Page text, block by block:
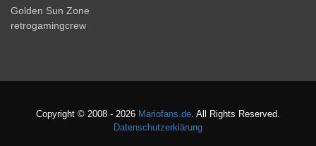
Golden Sun Zone
retrogamingcrew
Copyright © 2008 - 2026 Mariofans.de. All Rights Reserved.
Datenschutzerklärung